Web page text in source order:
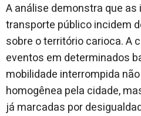
A análise demonstra que
transporte público incidem
sobre o território carioca. A
eventos em determinados
mobilidade interrompida
homogênea pela cidade,
já marcadas por